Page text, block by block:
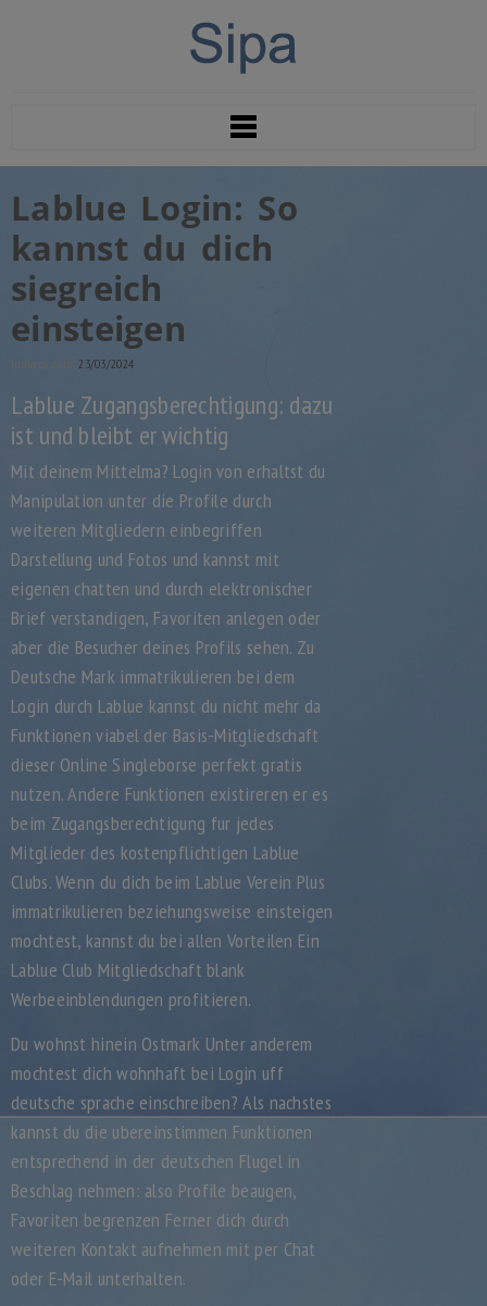
Lablue Login: So
kannst du dich
siegreich
einsteigen
Indlægs dato:23/03/2024
Lablue Zugangsberechtigung: dazu
ist und bleibt er wichtig
Mit deinem Mittelma? Login von erhaltst du
Manipulation unter die Profile durch
weiteren Mitgliedern einbegriffen
Darstellung und Fotos und kannst mit
eigenen chatten und durch elektronischer
Brief verstandigen, Favoriten anlegen oder
aber die Besucher deines Profils sehen. Zu
Deutsche Mark immatrikulieren bei dem
Login durch Lablue kannst du nicht mehr da
Funktionen viabel der Basis-Mitgliedschaft
dieser Online Singleborse perfekt gratis
nutzen. Andere Funktionen existireren er es
beim Zugangsberechtigung fur jedes
Mitglieder des kostenpflichtigen Lablue
Clubs. Wenn du dich beim Lablue Verein Plus
immatrikulieren beziehungsweise einsteigen
mochtest, kannst du bei allen Vorteilen Ein
Lablue Club Mitgliedschaft blank
Werbeeinblendungen profitieren.
Du wohnst hinein Ostmark Unter anderem
mochtest dich wohnhaft bei Login uff
deutsche sprache einschreiben? Als nachstes
kannst du die ubereinstimmen Funktionen
entsprechend in der deutschen Flugel in
Beschlag nehmen: also Profile beaugen,
Favoriten begrenzen Ferner dich durch
weiteren Kontakt aufnehmen mit per Chat
oder E-Mail unterhalten.